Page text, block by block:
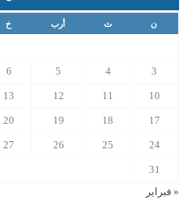
ن ث أرب خ
3
4
5
6
10
11
12
13
17
18
19
20
24
25
26
27
31
« فبراير